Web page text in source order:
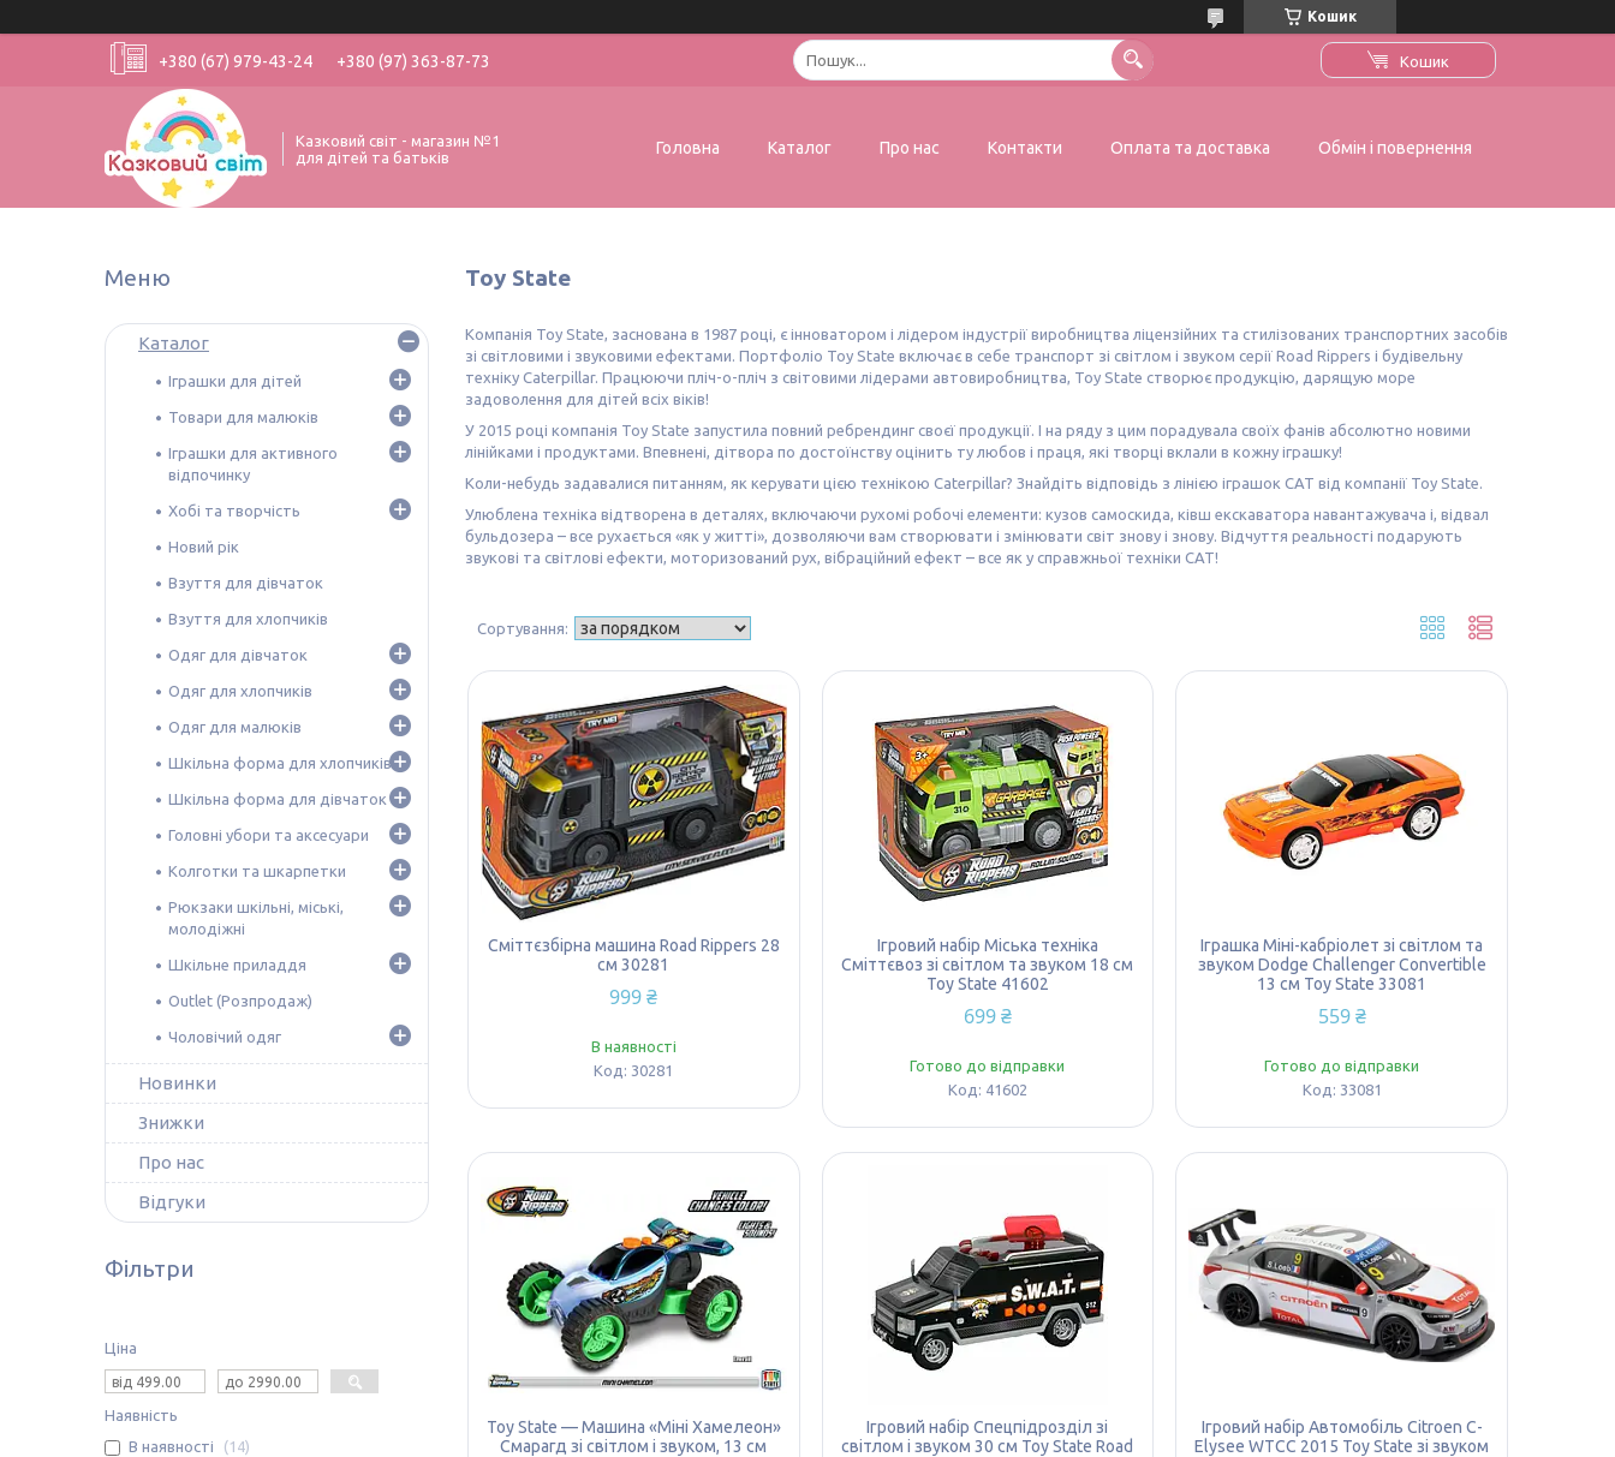
Кошик
+380 (67) 979-43-24 +380 (97) 363-87-73 Кошик
Казковий світ - магазин №1
для дітей та батьків
Головна Каталог Про нас Контакти Оплата та доставка Обмін і повернення
Toy State
Компанія Toy State, заснована в 1987 році, є інноватором і лідером індустрії виробництва ліцензійних та стилізованих транспортних засобів
зі світловими і звуковими ефектами. Портфоліо Toy State включає в себе транспорт зі світлом і звуком серії Road Rippers і будівельну
техніку Caterpillar. Працюючи пліч-о-пліч з світовими лідерами автовиробництва, Toy State створює продукцію, дарящую море
задоволення для дітей всіх віків!
У 2015 році компанія Toy State запустила повний ребрендинг своєї продукції. І на ряду з цим порадувала своїх фанів абсолютно новими
лінійками і продуктами. Впевнені, дітвора по достоїнству оцінить ту любов і праця, які творці вклали в кожну іграшку!
Коли-небудь задавалися питанням, як керувати цією технікою Caterpillar? Знайдіть відповідь з лінією іграшок CAT від компанії Toy State.
Улюблена техніка відтворена в деталях, включаючи рухомі робочі елементи: кузов самоскида, ківш екскаватора навантажувача і, відвал
бульдозера – все рухається «як у житті», дозволяючи вам створювати і змінювати світ знову і знову. Відчуття реальності подарують
звукові та світлові ефекти, моторизований рух, вібраційний ефект – все як у справжньої техніки CAT!
Сміттєзбірна машина Road Rippers 28
см 30281
999 ₴
В наявності
30281
Ігровий набір Міська техніка
Сміттєвоз зі світлом та звуком 18 см
Toy State 41602
699 ₴
Готово до відправки
41602
Іграшка Міні-кабріолет зі світлом та
звуком Dodge Challenger Convertible
13 см Toy State 33081
559 ₴
Готово до відправки
33081
Toy State — Машина «Міні Хамелеон»
Смарагд зі світлом і звуком, 13 см
Ігровий набір Спецпідрозділ зі
світлом і звуком 30 см Toy State Road
Ігровий набір Автомобіль Citroen C-
Elysee WTCC 2015 Toy State зі звуком
Каталог
Іграшки для дітей
Товари для малюків
Іграшки для активного
відпочинку
Хобі та творчість
Новий рік
Взуття для дівчаток
Взуття для хлопчиків
Одяг для дівчаток
Одяг для хлопчиків
Одяг для малюків
Шкільна форма для хлопчиків
Шкільна форма для дівчаток
Головні убори та аксесуари
Колготки та шкарпетки
Рюкзаки шкільні, міські,
молодіжні
Шкільне приладдя
Outlet (Розпродаж)
Чоловічий одяг
Новинки
Знижки
Про нас
Відгуки
Фільтри
Ціна
Наявність
В наявності
14